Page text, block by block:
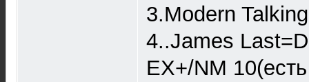
3.Modern
4..James
EX+/NM